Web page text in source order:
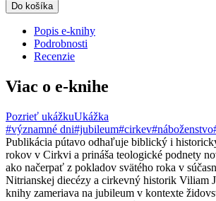
Do košíka
Popis e-knihy
Podrobnosti
Recenzie
Viac o e-knihe
Pozrieť ukážkuUkážka
#významné dni#jubileum#cirkev#náboženstvo
Publikácia pútavo odhaľuje biblický i
rokov v Cirkvi a prináša teologické podnety
ako načerpať z pokladov svätého roka v
Nitrianskej diecézy a cirkevný historik Viliam
knihy zameriava na jubileum v kontexte